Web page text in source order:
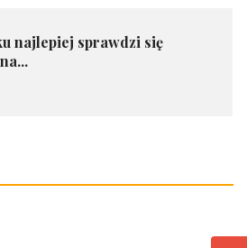
najlepiej sprawdzi się